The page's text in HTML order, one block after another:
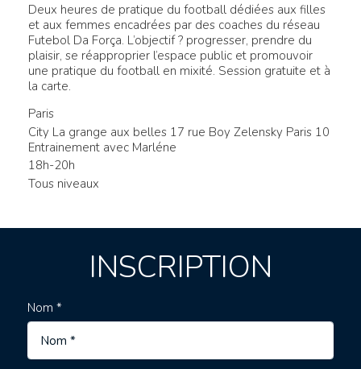
Deux heures de pratique du football dédiées aux filles
et aux femmes encadrées par des coaches du réseau
Futebol Da Força. L’objectif ? progresser, prendre du
plaisir, se réapproprier l’espace public et promouvoir
une pratique du football en mixité. Session gratuite et à
la carte.
Paris
City La grange aux belles 17 rue Boy Zelensky Paris 10
Entrainement avec Marléne
18h-20h
Tous niveaux
INSCRIPTION
Nom *